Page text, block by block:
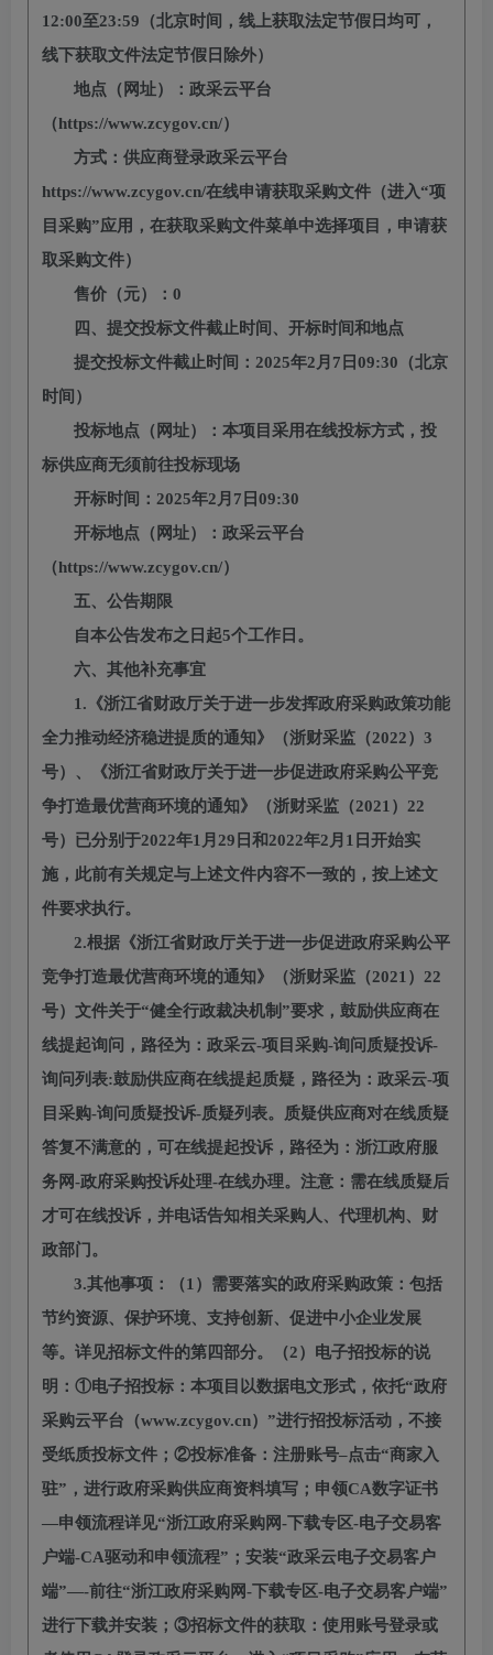
12:00至23:59（北京时间，线上获取法定节假日均可，
线下获取文件法定节假日除外）
地点（网址）：政采云平台
（https://www.zcygov.cn/）
方式：供应商登录政采云平台
https://www.zcygov.cn/在线申请获取采购文件（进入“项
目采购”应用，在获取采购文件菜单中选择项目，申请获
取采购文件）
售价（元）： 0
四、提交投标文件截止时间、开标时间和地点
提交投标文件截止时间： 2025年2 月 7 日09:30（北京
时间）
投标地点（网址）：本项目采用在线投标方式，投
标供应商无须前往投标现场
开标时间： 2025年2 月 7 日09:30
开标地点（网址）：政采云平台
（https://www.zcygov.cn/）
五、公告期限
自本公告发布之日起5个工作日。
六、其他补充事宜
1.《浙江省财政厅关于进一步发挥政府采购政策功能
全力推动经济稳进提质的通知》（浙财采监（2022）3
号）、《浙江省财政厅关于进一步促进政府采购公平竞
争打造最优营商环境的通知》（浙财采监（2021）22
号）已分别于2022年1月29日和2022年2月1日开始实
施，此前有关规定与上述文件内容不一致的，按上述文
件要求执行。
2.根据《浙江省财政厅关于进一步促进政府采购公平
竞争打造最优营商环境的通知》（浙财采监（2021）22
号）文件关于“健全行政裁决机制”要求，鼓励供应商在
线提起询问，路径为：政采云-项目采购-询问质疑投诉-
询问列表:鼓励供应商在线提起质疑，路径为：政采云-项
目采购-询问质疑投诉-质疑列表。质疑供应商对在线质疑
答复不满意的，可在线提起投诉，路径为：浙江政府服
务网-政府采购投诉处理-在线办理。注意：需在线质疑后
才可在线投诉，并电话告知相关采购人、代理机构、财
政部门。
3.其他事项：（1）需要落实的政府采购政策：包括
节约资源、保护环境、支持创新、促进中小企业发展
等。详见招标文件的第四部分。（2）电子招投标的说
明：①电子招投标：本项目以数据电文形式，依托“政府
采购云平台（www.zcygov.cn）”进行招投标活动，不接
受纸质投标文件；②投标准备：注册账号–点击“商家入
驻”，进行政府采购供应商资料填写；申领CA数字证书
—申领流程详见“浙江政府采购网-下载专区-电子交易客
户端-CA驱动和申领流程”；安装“政采云电子交易客户
端”—-前往“浙江政府采购网-下载专区-电子交易客户端”
进行下载并安装；③招标文件的获取：使用账号登录或